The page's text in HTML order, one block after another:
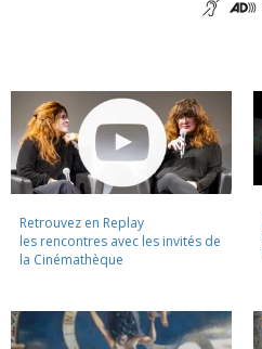
Retrouvez en Replay
les rencontres avec les invités de
la Cinémathèque